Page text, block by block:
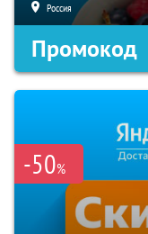
Россия
Промокод
-50%